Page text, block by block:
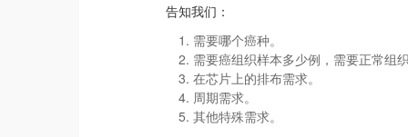
告知我们：
需要哪个癌种。
需要癌组织样本多少例，需要正常组
在芯片上的排布需求。
周期需求。
其他特殊需求。